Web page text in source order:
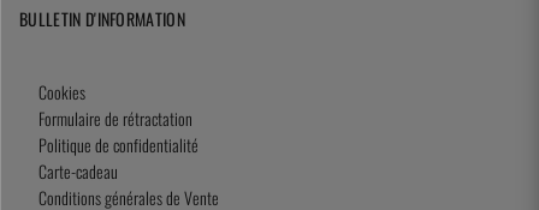
BULLETIN D'INFORMATION
Cookies
Formulaire de rétractation
Politique de confidentialité
Carte-cadeau
Conditions générales de Vente